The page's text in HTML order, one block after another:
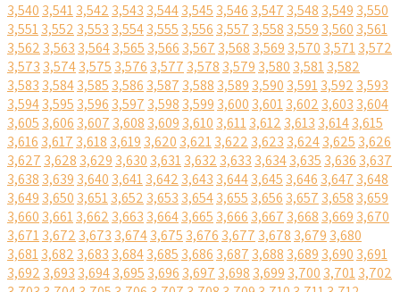
3,540 3,5413,542 3,543 3,5443,545 3,546 3,547 3,548 3,549 3,550
3,5513,552 3,553 3,5543,555 3,556 3,557 3,558 3,559 3,560 3,561
3,562 3,563 3,5643,565 3,566 3,567 3,568 3,569 3,570 3,5713,572
3,573 3,5743,575 3,576 3,577 3,578 3,579 3,580 3,5813,582
3,583 3,5843,585 3,586 3,587 3,588 3,589 3,590 3,5913,592 3,593
3,5943,595 3,596 3,597 3,598 3,599 3,600 3,6013,602 3,603 3,604
3,605 3,606 3,607 3,608 3,609 3,610 3,6113,612 3,613 3,6143,615
3,616 3,617 3,618 3,619 3,620 3,6213,622 3,623 3,6243,625 3,626
3,627 3,628 3,629 3,630 3,6313,632 3,633 3,6343,635 3,636 3,637
3,638 3,639 3,640 3,6413,642 3,643 3,6443,645 3,646 3,647 3,648
3,649 3,650 3,6513,652 3,653 3,6543,655 3,656 3,657 3,658 3,659
3,660 3,6613,662 3,663 3,6643,665 3,666 3,667 3,668 3,669 3,670
3,6713,672 3,673 3,6743,675 3,676 3,677 3,678 3,679 3,680
3,6813,682 3,683 3,6843,685 3,686 3,687 3,688 3,689 3,690 3,691
3,692 3,693 3,6943,695 3,696 3,697 3,698 3,699 3,700 3,7013,702